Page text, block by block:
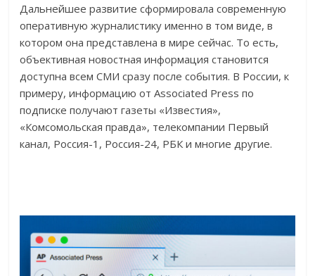
Дальнейшее развитие сформировала современную
оперативную журналистику именно в том виде, в
котором она представлена в мире сейчас. То есть,
объективная новостная информация становится
доступна всем СМИ сразу после события. В России, к
примеру, информацию от Associated Press по
подписке получают газеты «Известия»,
«Комсомольская правда», телекомпании Первый
канал, Россия-1, Россия-24, РБК и многие другие.